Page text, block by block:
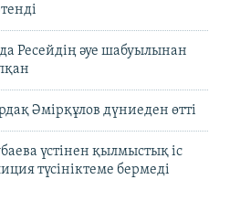
Ресейдің әуе шабуылынан
Әмірқұлов дүниеден өтті
үстінен қылмыстық іс
түсініктеме бермеді